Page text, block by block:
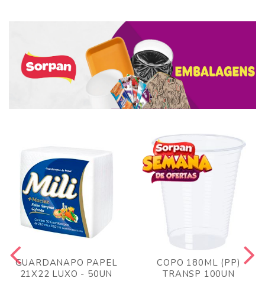
GUARDANAPO PAPEL
21X22 LUXO - 50UN
COPO 180ML (PP)
TRANSP 100UN